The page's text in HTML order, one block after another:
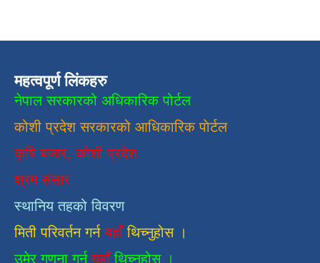
महत्वपूर्ण लिंकहरु
नेपाल सरकारको अधिकारिक पोर्टल
कोशी प्रदेश सरकारको आधिकारिकपाेर्टल
कृषि बजार, कोशी प्रदेश
श्रम संसार
स्थानिय तहको विवरण
मिती परिवर्तन गर्न यहाँ थिच्नुहोस ।
उमेर गणना गर्नयहाँथिच्नुहोस ।